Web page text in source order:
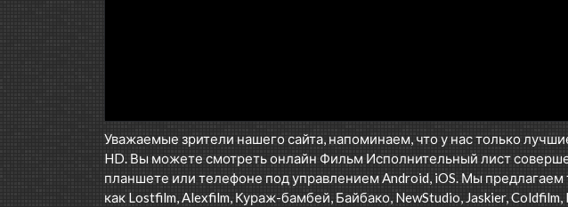
Уважаемые зрители нашего сайта, напоминаем, что у нас только
HD. Вы можете смотреть онлайн Фильм Исполнительный лист
планшете или телефоне под управлением Android, iOS. Мы предлагаем
как Lostfilm, Alexfilm, Кураж-бамбей, Байбако, NewStudio, Jaskier,